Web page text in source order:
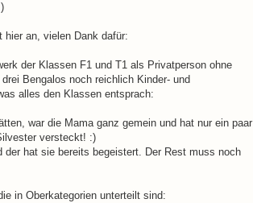
hier an, vielen Dank dafür:
der Klassen F1 und T1 als Privatperson ohne
Bengalos noch reichlich Kinder- und
alles den Klassen entsprach:
war die Mama ganz gemein und hat nur ein paar
versteckt! :)
hat sie bereits begeistert. Der Rest muss noch
in Oberkategorien unterteilt sind: